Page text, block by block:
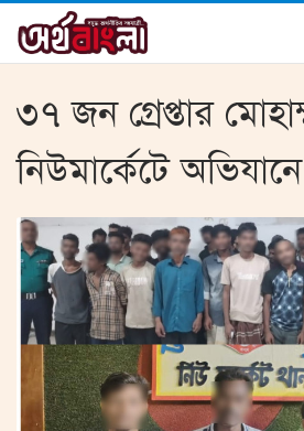
৩৭ জন গ্রেপ্তার
নিউমার্কেটে অভিযানে